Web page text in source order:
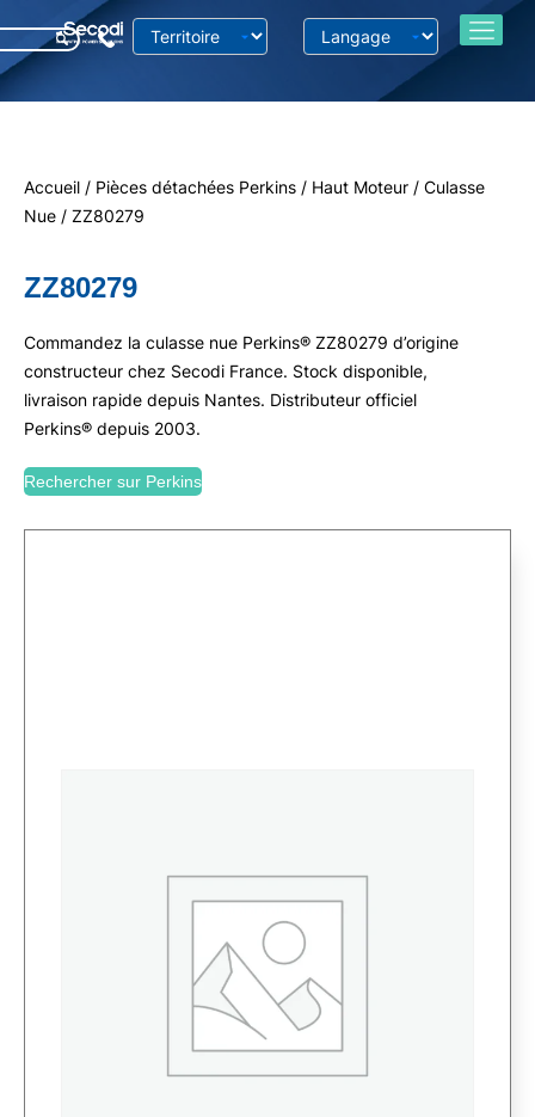
Accueil / Pièces détachées Perkins / Haut Moteur / Culasse
Nue / ZZ80279
ZZ80279
Commandez la culasse nue Perkins® ZZ80279 d’origine
constructeur chez Secodi France. Stock disponible,
livraison rapide depuis Nantes. Distributeur officiel
Perkins® depuis 2003.
Rechercher sur Perkins